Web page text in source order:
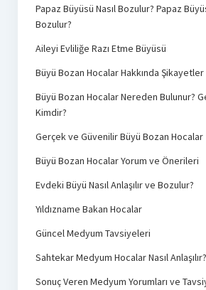
Papaz Büyüsü Nasıl Bozulur? Papaz
Bozulur?
Aileyi Evliliğe Razı Etme Büyüsü
Büyü Bozan Hocalar Hakkında Şikayetler
Büyü Bozan Hocalar Nereden Bulunur?
Kimdir?
Gerçek ve Güvenilir Büyü Bozan Hocalar
Büyü Bozan Hocalar Yorum ve Önerileri
Evdeki Büyü Nasıl Anlaşılır ve Bozulur?
Yıldızname Bakan Hocalar
Güncel Medyum Tavsiyeleri
Sahtekar Medyum Hocalar Nasıl Anlaşılır?
Sonuç Veren Medyum Yorumları ve